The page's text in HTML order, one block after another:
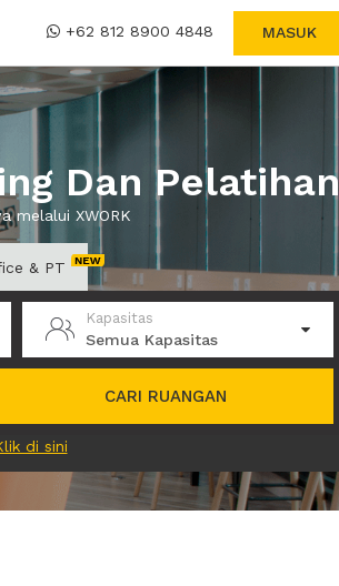
+62 812 8900 4848 MASUK
Dan Pelatihan
melalui XWORK
& PT
Kapasitas
Semua Kapasitas
CARI RUANGAN
di sini